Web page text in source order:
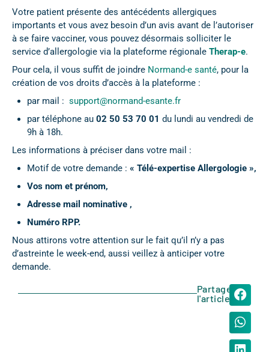
Votre patient présente des antécédents allergiques
importants et vous avez besoin d’un avis avant de l’autoriser
à se faire vacciner, vous pouvez désormais solliciter le
service d’allergologie via la plateforme régionale Therap-e.
Pour cela, il vous suffit de joindre Normand-e santé, pour la
création de vos droits d’accès à la plateforme :
par mail : support@normand-esante.fr
par téléphone au 02 50 53 70 01 du lundi au vendredi de
9h à 18h.
Les informations à préciser dans votre mail :
Motif de votre demande : « Télé-expertise Allergologie »,
Vos nom et prénom,
Adresse mail nominative ,
Numéro RPP.
Nous attirons votre attention sur le fait qu’il n’y a pas
d’astreinte le week-end, aussi veillez à anticiper votre
demande.
Partager
l'article